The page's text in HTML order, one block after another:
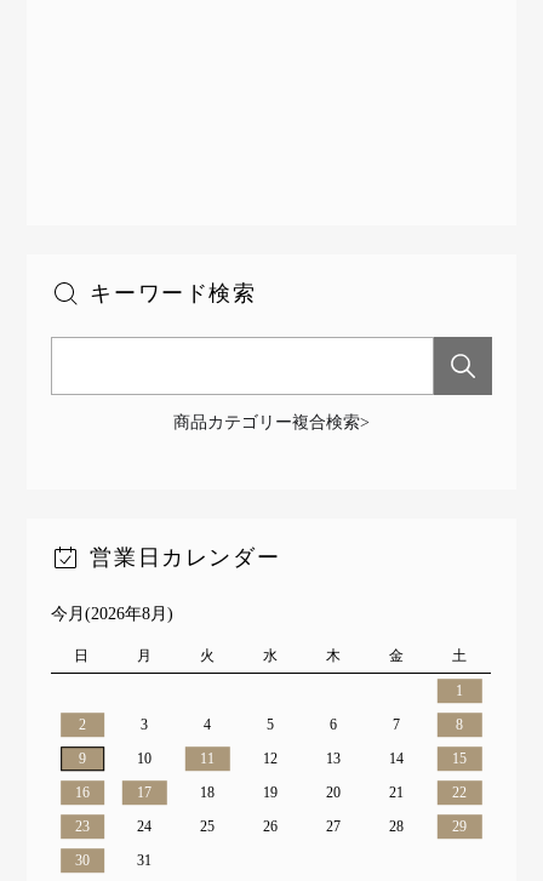
キーワード検索
商品カテゴリー複合検索>
営業日カレンダー
今月(2026年8月)
日 月 火 水 木 金 土
1
2
3 4 5 6 7
8
9
10 11 12 13 14
15
16
17 18 19 20 21
22
23
24 25 26 27 28
29
30
31